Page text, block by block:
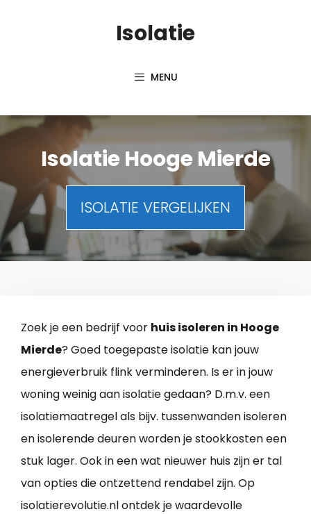
Isolatie
MENU
Isolatie Hooge Mierde
ISOLATIE VERGELIJKEN
Zoek je een bedrijf voor huis isoleren in Hooge
Mierde? Goed toegepaste isolatie kan jouw
energieverbruik flink verminderen. Is er in jouw
woning weinig aan isolatie gedaan? D.m.v. een
isolatiemaatregel als bijv. tussenwanden isoleren
en isolerende deuren worden je stookkosten een
stuk lager. Ook in een wat nieuwer huis zijn er tal
van opties die ontzettend rendabel zijn. Op
isolatierevolutie.nl ontdek je waardevolle